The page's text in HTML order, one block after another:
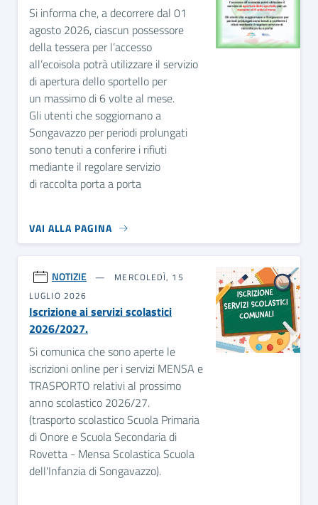
Si informa che, a decorrere dal 01
agosto 2026, ciascun possessore
della tessera per l’accesso
all’ecoisola potrà utilizzare il servizio
di apertura dello sportello per
un massimo di 6 volte al mese.
Gli utenti che soggiornano a
Songavazzo per periodi prolungati
sono tenuti a conferire i rifiuti
mediante il regolare servizio
di raccolta porta a porta
VAI ALLA PAGINA
NOTIZIE
MERCOLEDÌ, 15
LUGLIO 2026
Iscrizione ai servizi scolastici
2026/2027.
Si comunica che sono aperte le
iscrizioni online per i servizi MENSA e
TRASPORTO relativi al prossimo
anno scolastico 2026/27.
(trasporto scolastico Scuola Primaria
di Onore e Scuola Secondaria di
Rovetta - Mensa Scolastica Scuola
dell'Infanzia di Songavazzo).